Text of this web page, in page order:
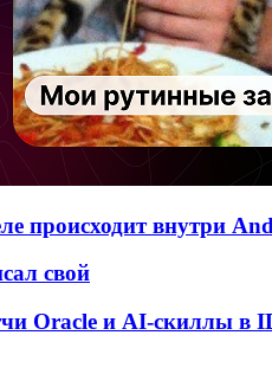
происходит внутри
свой
Oracle и AI-скиллы в